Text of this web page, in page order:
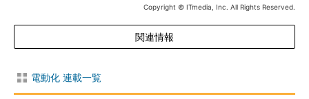
Copyright © ITmedia, Inc. All Rights Reserved.
関連情報
電動化 連載一覧